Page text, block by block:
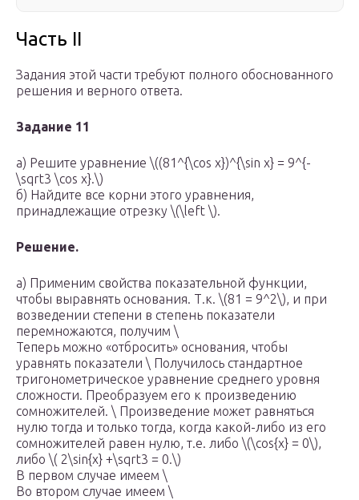
Часть II
Задания этой части требуют полного обоснованного
решения и верного ответа.
Задание 11
а) Решите уравнение \((81^{\cos x})^{\sin x} = 9^{-
\sqrt3 \cos x}.\)
б) Найдите все корни этого уравнения,
принадлежащие отрезку \(\left \).
Решение.
а) Применим свойства показательной функции,
чтобы выравнять основания. Т.к. \(81 = 9^2\), и при
возведении степени в степень показатели
перемножаются, получим \
Теперь можно «отбросить» основания, чтобы
уравнять показатели \ Получилось стандартное
тригонометрическое уравнение среднего уровня
сложности. Преобразуем его к произведению
сомножителей. \ Произведение может равняться
нулю тогда и только тогда, когда какой-либо из его
сомножителей равен нулю, т.е. либо \(\cos{x} = 0\),
либо \( 2\sin{x} +\sqrt3 = 0.\)
В первом случае имеем \
Во втором случае имеем \